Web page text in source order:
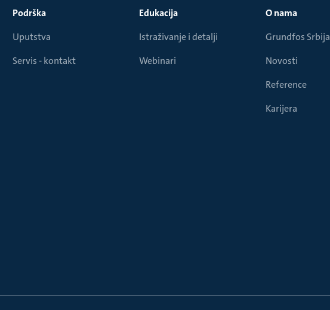
Podrška
Uputstva
Servis - kontakt
Edukacija
Istraživanje i detalji
Webinari
O nama
Grundfos Srbija
Novosti
Reference
Karijera